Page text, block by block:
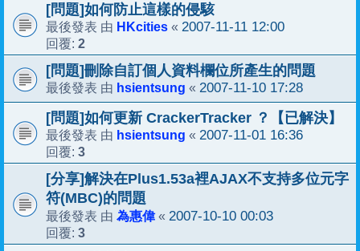
[問題]如何防止這樣的侵駭
最後發表 由 HKcities « 2007-11-11 12:00
回覆: 2
[問題]刪除自訂個人資料欄位所產生的問題
最後發表 由 hsientsung « 2007-11-10 17:28
[問題]如何更新 CrackerTracker ？【已解決】
最後發表 由 hsientsung « 2007-11-01 16:36
回覆: 3
[分享]解決在Plus1.53a裡AJAX不支持多位元字
符(MBC)的問題
最後發表 由 為惠偉« 2007-10-10 00:03
回覆: 3